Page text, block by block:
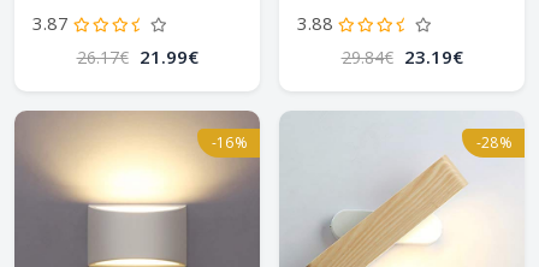
3.87
26.17€ 21.99€
3.88
29.84€ 23.19€
-16% -28%